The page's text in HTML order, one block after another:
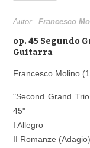
Biblioteca
Área personal
Autor:Francesco
op. 45 Segundo
Guitarra
Francesco Molino
"Second Grand
45"
I Allegro
II Romanze (Adagio)